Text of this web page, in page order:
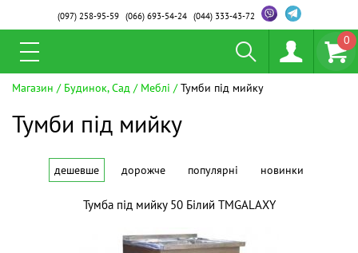
(097)258-95-59 (066)693-54-24 (044)333-43-72
0
Магазин Будинок, Сад Меблі Тумби під мийку
Тумби під мийку
дешевше дорожче популярні новинки
Тумба під мийку 50 Білий ТМGALAXY